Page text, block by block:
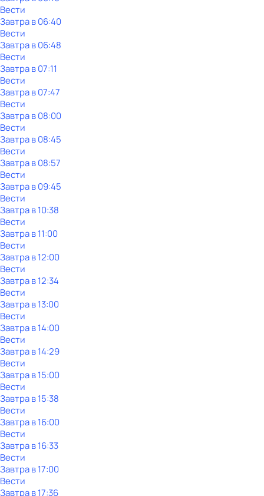
Вести
Завтра в 06:40
Вести
Завтра в 06:48
Вести
Завтра в 07:11
Вести
Завтра в 07:47
Вести
Завтра в 08:00
Вести
Завтра в 08:45
Вести
Завтра в 08:57
Вести
Завтра в 09:45
Вести
Завтра в 10:38
Вести
Завтра в 11:00
Вести
Завтра в 12:00
Вести
Завтра в 12:34
Вести
Завтра в 13:00
Вести
Завтра в 14:00
Вести
Завтра в 14:29
Вести
Завтра в 15:00
Вести
Завтра в 15:38
Вести
Завтра в 16:00
Вести
Завтра в 16:33
Вести
Завтра в 17:00
Вести
Завтра в 17:36